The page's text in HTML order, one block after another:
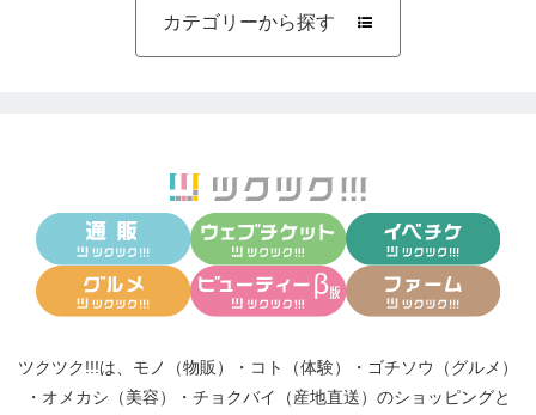
カテゴリーから探す 
ツクツク!!!は、 モノ（物販） ・ コト（体験） ・ ゴチソウ（グルメ）
・ オメカシ（美容） ・ チョクバイ（産地直送） のショッピングと